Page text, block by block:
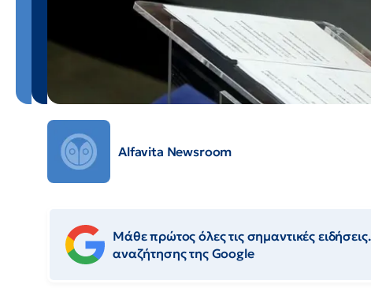
Alfavita Newsroom
Μάθε πρώτος όλες τις σημαντικές
αναζήτησης της Google